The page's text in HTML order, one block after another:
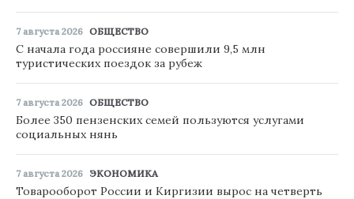
7 августа 2026 ОБЩЕСТВО
С начала года россияне совершили 9,5 млн
туристических поездок за рубеж
7 августа 2026 ОБЩЕСТВО
Более 350 пензенских семей пользуются услугами
социальных нянь
7 августа 2026 ЭКОНОМИКА
Товарооборот России и Киргизии вырос на четверть